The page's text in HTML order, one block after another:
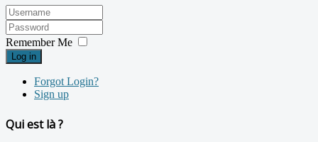
Remember Me
Log in
Forgot Login?
Sign up
Qui est là ?